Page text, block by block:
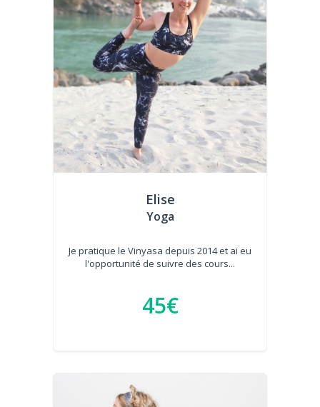
Elise
Yoga
Je pratique le Vinyasa depuis 2014 et ai eu
l'opportunité de suivre des cours...
45€